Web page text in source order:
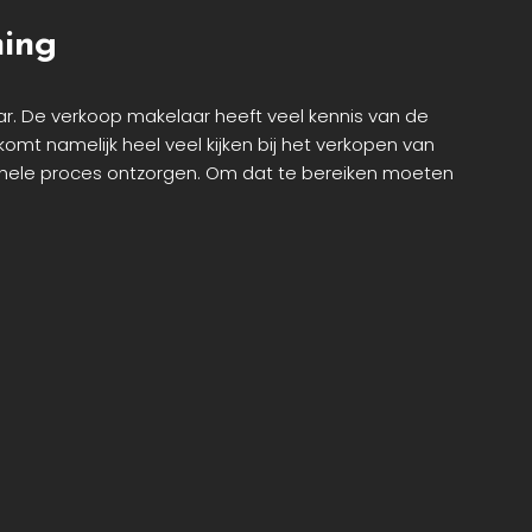
De verkoop makelaar heeft veel kennis van de
namelijk heel veel kijken bij het verkopen van
proces ontzorgen. Om dat te bereiken moeten